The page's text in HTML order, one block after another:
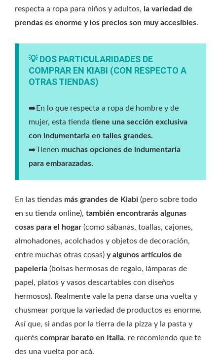
respecta a ropa para niños y adultos, la variedad de
prendas es enorme y los precios son muy accesibles.
💡 DOS PARTICULARIDADES DE
COMPRAR EN KIABI (CON RESPECTO A
OTRAS TIENDAS)
➡️En lo que respecta a ropa de hombre y de
mujer, esta tienda tiene una sección exclusiva
con indumentaria en talles grandes.
➡️Tienen muchas opciones de indumentaria
para embarazadas.
En las tiendas más grandes de Kiabi (pero sobre todo
en su tienda online), también encontrarás algunas
cosas para el hogar (como sábanas, toallas, cajones,
almohadones, acolchados y objetos de decoración,
entre muchas otras cosas) y algunos artículos de
papelería (bolsas hermosas de regalo, lámparas de
papel, platos y vasos descartables con diseños
hermosos). Realmente vale la pena darse una vuelta y
chusmear porque la variedad de productos es enorme.
Así que, si andas por la tierra de la pizza y la pasta y
querés comprar barato en Italia, re recomiendo que te
des una vuelta por acá.